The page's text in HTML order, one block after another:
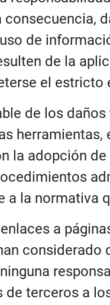
de
de la
el
de los
la adopción
a la normativa
a
considerado
terceros a